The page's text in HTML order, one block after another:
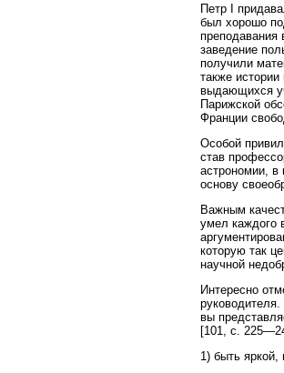
Петр I
был хорошо
преподавания
заведение
получили
также
выдающихся
Парижской
Франции
Особой
став
астрономии, в
основу
Важным
умел каждого
которую так
научной
Интересно
вы
[101, с.
1) быть яркой,